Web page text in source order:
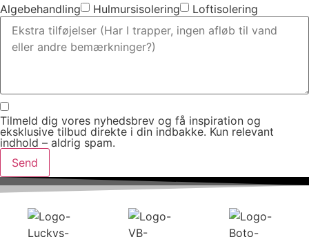
Algebehandling
Hulmursisolering Loftisolering
Tilmeld dig vores nyhedsbrev og få inspiration og
eksklusive tilbud direkte i din indbakke. Kun relevant
indhold – aldrig spam.
Send